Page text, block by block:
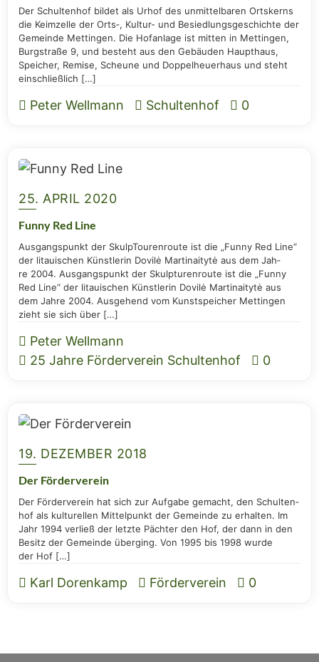
Der Schul­ten­hof bil­det als Urhof des unmit­tel­ba­ren Orts­kerns
die Keim­zel­le der Orts‑, Kul­­tur- und Besied­lungs­ge­schich­te der
Gemein­de Mett­in­gen. Die Hof­an­la­ge ist mit­ten in Mett­in­gen,
Burg­stra­ße 9, und besteht aus den Gebäu­den Haupt­haus,
Spei­cher, Remi­se, Scheu­ne und Dop­pel­heu­er­haus und steht
einschließlich […]
Peter Wellmann Schultenhof 0
25. APRIL 2020
Fun­ny Red Line
Aus­gangs­punkt der Skulp­Tou­ren­rou­te ist die „Fun­ny Red Line“
der litaui­schen Künst­le­rin Dovilė Mar­ti­nai­ty­tė aus dem Jah­
re 2004. Aus­gangs­punkt der Skulp­tu­ren­rou­te ist die „Fun­ny
Red Line“ der litaui­schen Künst­le­rin Dovilė Mar­ti­nai­ty­tė aus
dem Jah­re 2004. Aus­ge­hend vom Kunst­spei­cher Mett­in­gen
zieht sie sich über […]
Peter Wellmann
25 Jahre Förderverein Schultenhof
0
19. DEZEMBER 2018
Der För­der­ver­ein
Der För­der­ver­ein hat sich zur Auf­ga­be gemacht, den Schul­ten­
hof als kul­tu­rel­len Mit­tel­punkt der Gemein­de zu erhal­ten. Im
Jahr 1994 ver­ließ der letz­te Päch­ter den Hof, der dann in den
Besitz der Gemein­de über­ging. Von 1995 bis 1998 wur­de
der Hof […]
Karl Dorenkamp Förderverein 0